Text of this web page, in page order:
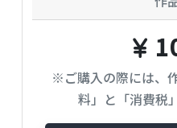
※ご購入の際には、
料」と「消費税